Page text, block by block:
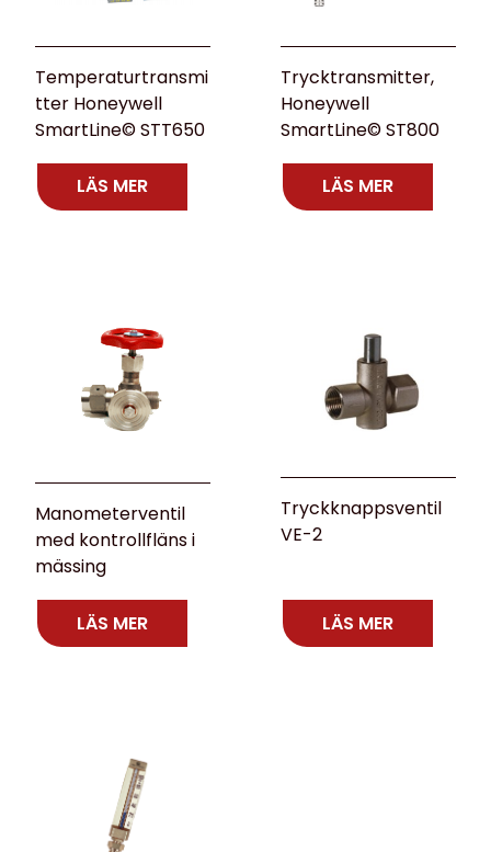
Temperaturtransmi
tter Honeywell
SmartLine© STT650
LÄS MER
Trycktransmitter,
Honeywell
SmartLine© ST800
LÄS MER
Manometerventil
med kontrollfläns i
mässing
LÄS MER
Tryckknappsventil
VE-2
LÄS MER